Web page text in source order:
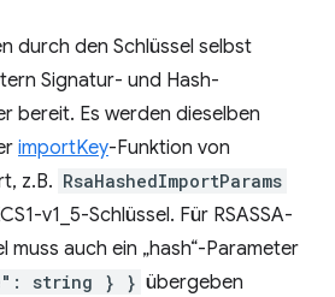
durch den Schlüssel selbst
Signatur- und Hash-
bereit. Es werden dieselben
importKey-Funktion von
z.B. RsaHashedImportParams
v1_5-Schlüssel. Für RSASSA-
muss auch ein „hash“-Parameter
string } } übergeben